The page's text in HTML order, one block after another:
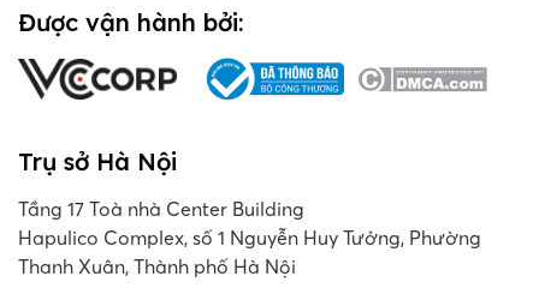
Được vận hành bởi:
Trụ sở Hà Nội
Tầng 17 Toà nhà Center Building
Hapulico Complex, số 1 Nguyễn Huy Tưởng, Phường
Thanh Xuân, Thành phố Hà Nội